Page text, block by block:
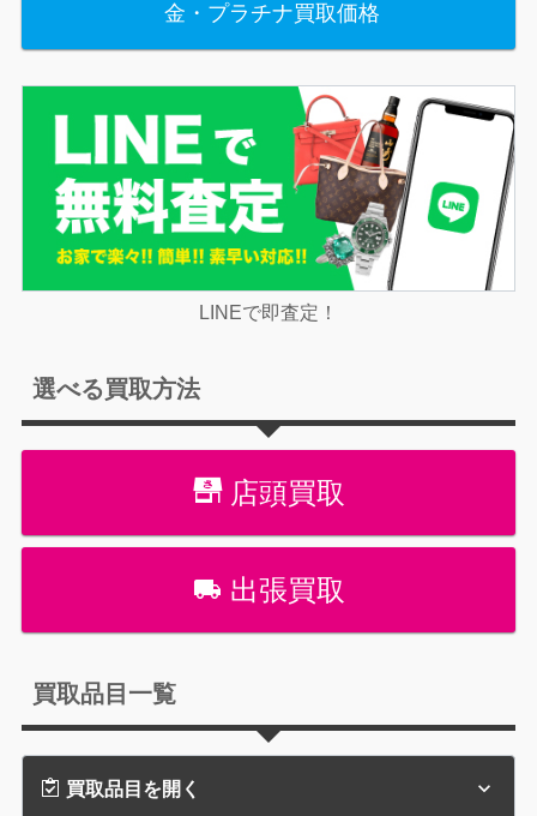
金・プラチナ買取価格
LINEで即査定！
選べる買取方法
店頭買取
出張買取
買取品目一覧
買取品目を開く